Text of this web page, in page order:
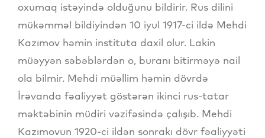
oxumaq istəyində olduğunu bildirir. Rus dilini
mükəmməl bildiyindən 10 iyul 1917-ci ildə Mehdi
Kazımov həmin instituta daxil olur. Lakin
müəyyən səbəblərdən o, buranı bitirməyə nail
ola bilmir. Mehdi müəllim həmin dövrdə
İrəvanda fəaliyyət göstərən ikinci rus-tatar
məktəbinin müdiri vəzifəsində çalışıb. Mehdi
Kazımovun 1920-ci ildən sonrakı dövr fəaliyyəti